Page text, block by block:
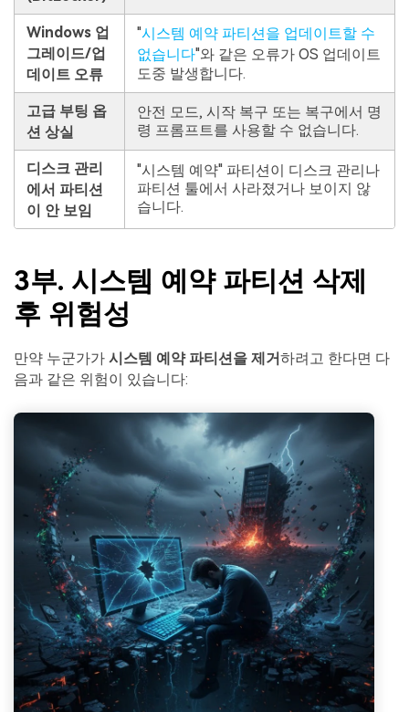
Windows 업
그레이드/업
데이트 오류
"시스템 예약 파티션을 업데이트할 수
없습니다"와 같은 오류가 OS 업데이트
도중 발생합니다.
고급 부팅 옵
션 상실
안전 모드, 시작 복구 또는 복구에서 명
령 프롬프트를 사용할 수 없습니다.
디스크 관리
에서 파티션
이 안 보임
"시스템 예약" 파티션이 디스크 관리나
파티션 툴에서 사라졌거나 보이지 않
습니다.
3부. 시스템 예약 파티션 삭제
후 위험성
만약 누군가가 시스템 예약 파티션을 제거하려고 한다면 다
음과 같은 위험이 있습니다: